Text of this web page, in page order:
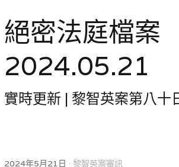
絕密法庭檔案
2024.05.21
實時更新 | 黎智英案第八十
2024年5月21日 · 黎智英案審訊